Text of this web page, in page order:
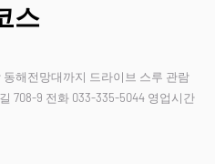
스
해전망대까지 드라이브 스루 관람
708-9 전화 033-335-5044 영업시간